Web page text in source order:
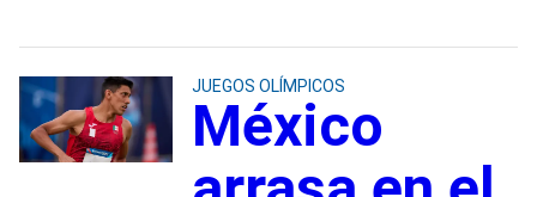
JUEGOS OLÍMPICOS
México